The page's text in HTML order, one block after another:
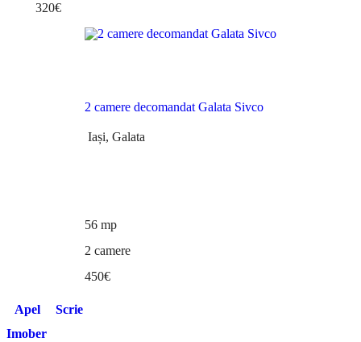
320€
2 camere decomandat Galata Sivco
Iași, Galata
56 mp
2 camere
450€
Apel
Scrie
Imober